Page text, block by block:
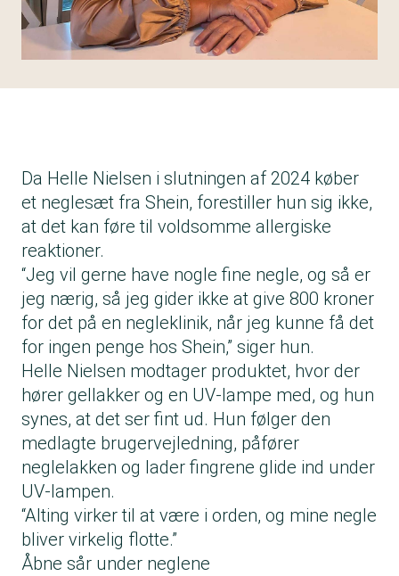
Da Helle Nielsen i slutningen af 2024 køber
et neglesæt fra Shein, forestiller hun sig ikke,
at det kan føre til voldsomme allergiske
reaktioner.
“Jeg vil gerne have nogle fine negle, og så er
jeg nærig, så jeg gider ikke at give 800 kroner
for det på en negleklinik, når jeg kunne få det
for ingen penge hos Shein,” siger hun.
Helle Nielsen modtager produktet, hvor der
hører gellakker og en UV-lampe med, og hun
synes, at det ser fint ud. Hun følger den
medlagte brugervejledning, påfører
neglelakken og lader fingrene glide ind under
UV-lampen.
“Alting virker til at være i orden, og mine negle
bliver virkelig flotte.”
Åbne sår under neglene